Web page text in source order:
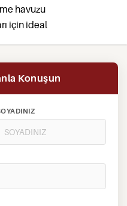
havuzu
için ideal
Konuşun